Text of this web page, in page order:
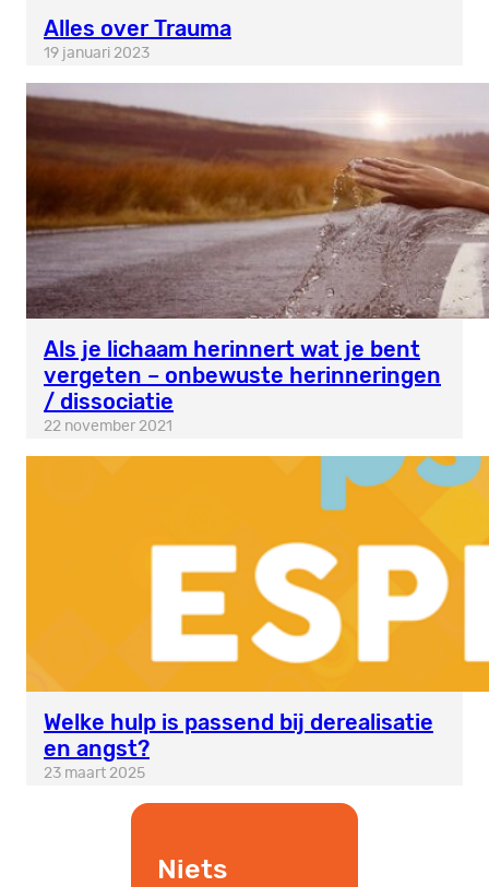
Alles over Trauma
19 januari 2023
Als je lichaam herinnert wat je bent
vergeten – onbewuste herinneringen
/ dissociatie
22 november 2021
Welke hulp is passend bij derealisatie
en angst?
23 maart 2025
Niets